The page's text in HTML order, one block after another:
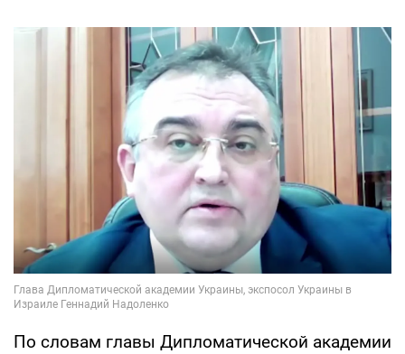
По словам главы Дипломатической академии